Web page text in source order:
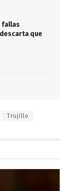
fallas
que
Trujillo